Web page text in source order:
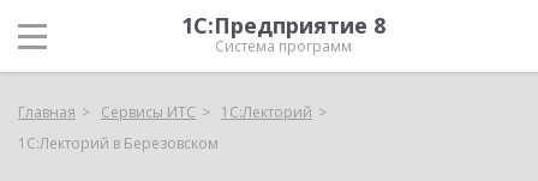
1С:Предприятие 8
Система программ
Главная Сервисы ИТС
1С:Лекторий
1С:Лекторий в Березовском